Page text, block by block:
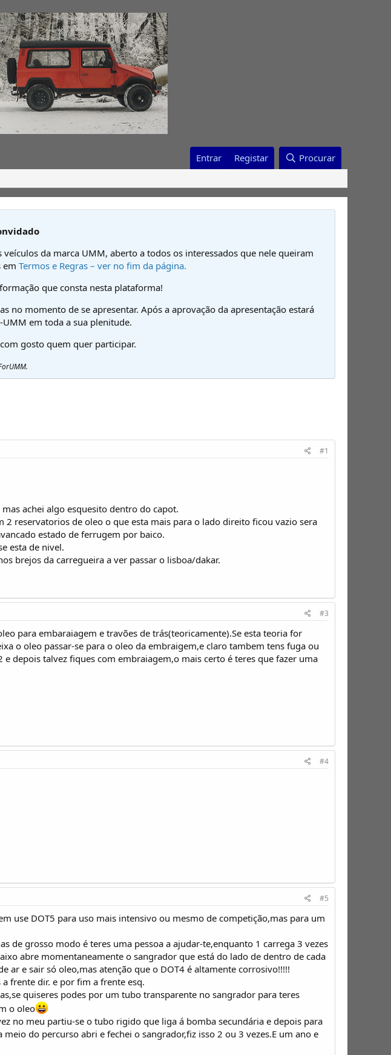
Entrar Registar Procurar
da marca UMM, aberto a todos os interessados que nele queiram
em Termos e Regras – ver no fim da página.
que consta nesta plataforma!
no momento de se apresentar. Após a aprovação da apresentação estará
em toda a sua plenitude.
gosto quem quer participar.
#1
achei algo esquesito dentro do capot.
reservatorios de oleo o que esta mais para o lado direito ficou vazio sera
estado de ferrugem por baico.
esta de nivel.
brejos da carregueira a ver passar o lisboa/dakar.
#3
para embaraiagem e travões de trás(teoricamente).Se esta teoria for
o oleo passar-se para o oleo da embraigem,e claro tambem tens fuga ou
depois talvez fiques com embraiagem,o mais certo é teres que fazer uma
#4
#5
use DOT5 para uso mais intensivo ou mesmo de competição,mas para um
de grosso modo é teres uma pessoa a ajudar-te,enquanto 1 carrega 3 vezes
abre momentaneamente o sangrador que está do lado de dentro de cada
ar e sair só oleo,mas atenção que o DOT4 é altamente corrosivo!!!!!
frente dir. e por fim a frente esq.
quiseres podes por um tubo transparente no sangrador para teres
o oleo
no meu partiu-se o tubo rigido que liga á bomba secundária e depois para
do percurso abri e fechei o sangrador,fiz isso 2 ou 3 vezes.E um ano e